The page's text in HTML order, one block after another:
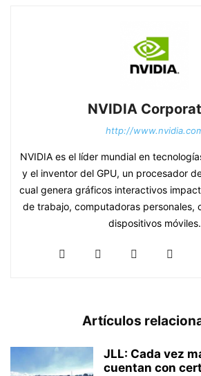
NVIDIA
http://
NVIDIA es el líder mundial en
y el inventor del GPU, un procesador
cual genera gráficos interactivos
de trabajo, computadoras personales,
dispositivos móviles.
Artículos
JLL: Cada vez
cuentan con